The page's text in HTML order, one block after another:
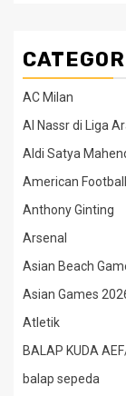
AC Milan
Al Nassr di Liga
Aldi Satya
American Football
Anthony Ginting
Arsenal
Asian Beach
Asian Games
Atletik
BALAP KUDA
balap sepeda